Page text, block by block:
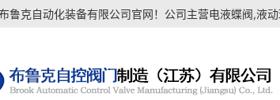
鲁克自动化装备有限公司官网！公司主营电液蝶阀,液